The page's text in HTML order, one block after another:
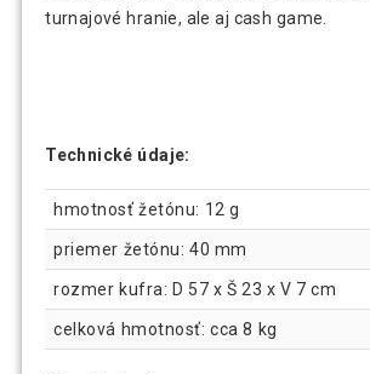
turnajové hranie, ale aj cash game.
Technické údaje:
hmotnosť žetónu: 12 g
priemer žetónu: 40 mm
rozmer kufra: D 57 x Š 23 x V 7 cm
celková hmotnosť: cca 8 kg